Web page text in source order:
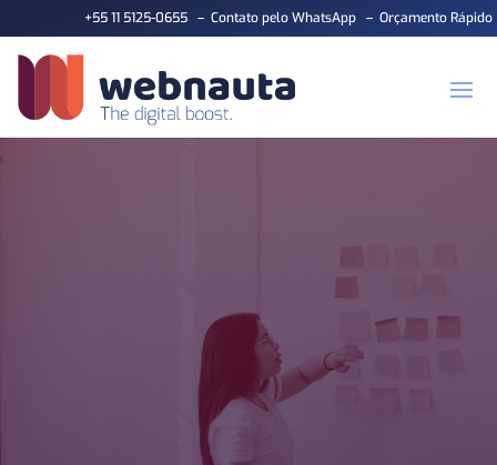
+55 11 5125-0655– Contato pelo WhatsApp– Orçamento Rápido